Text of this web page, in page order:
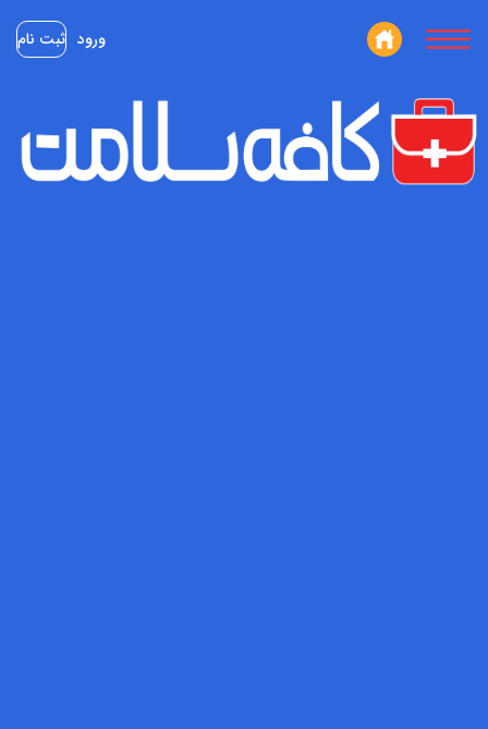
ورود ثبت نام